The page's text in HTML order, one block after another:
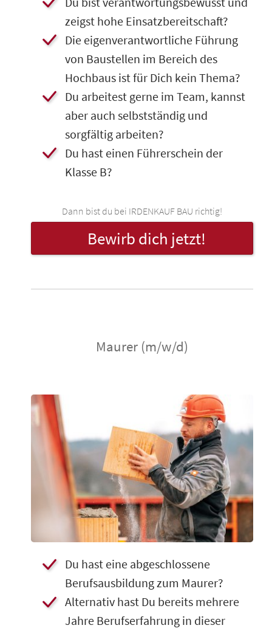
zeigst hohe Einsatzbereitschaft?
​Die eigenverantwortliche Führung
von Baustellen im Bereich des
Hochbaus ist für Dich kein Thema?
​​​Du arbeitest gerne im Team, kannst
aber auch selbstständig und
sorgfältig arbeiten?
​Du hast einen Führerschein der
Klasse B?
Dann bist du bei IRDENKAUF BAU richtig!
Bewirb dich jetzt!
Maurer (m/w/d)
Du hast eine abgeschlossene
Berufsausbildung zum Maurer?
​Alternativ hast Du bereits mehrere
Jahre Berufserfahrung in dieser